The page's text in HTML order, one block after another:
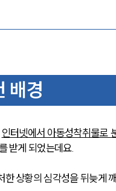
배경
인터넷에서 아동성착취물로
받게 되었는데요.
상황의 심각성을 뒤늦게